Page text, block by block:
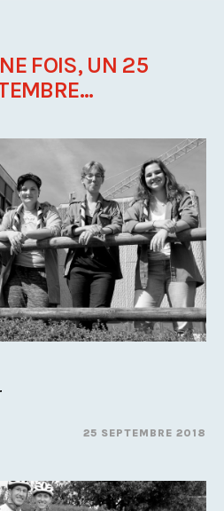
FOIS, UN 25
25 SEPTEMBRE 2018